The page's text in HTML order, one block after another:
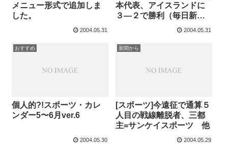
メニュー形式で追加しま
した。
2004.05.31
本代表、アイスランドに
３―２で勝利（毎日新
2004.05.31
おすすめ
個人的?!スポーツ・カレ
ンダー5〜6月ver.6
2004.05.30
新聞から
[スポーツ]今遠征で通算５
人目の戦線離脱者、三都
主=サンケイスポーツ 他
2004.05.29